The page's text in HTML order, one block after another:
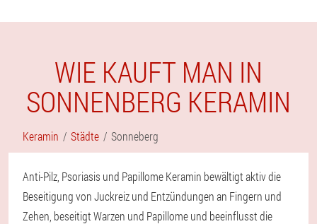
WIE KAUFT MAN IN
SONNENBERG KERAMIN
Keramin Städte Sonneberg
Anti-Pilz, Psoriasis und Papillome Keramin bewältigt aktiv die
Beseitigung von Juckreiz und Entzündungen an Fingern und
Zehen, beseitigt Warzen und Papillome und beeinflusst die